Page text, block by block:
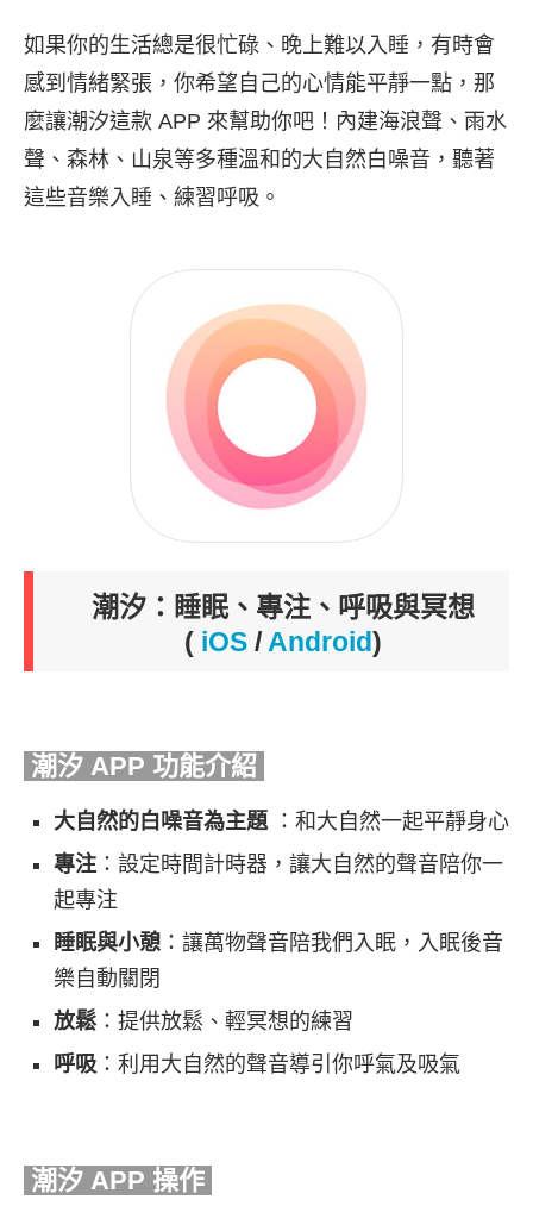
如果你的生活總是很忙碌、晚上難以入睡，有時會
感到情緒緊張，你希望自己的心情能平靜一點，那
麼讓潮汐這款 APP 來幫助你吧！內建海浪聲、雨水
聲、森林、山泉等多種溫和的大自然白噪音，聽著
這些音樂入睡、練習呼吸。
潮汐：睡眠、專注、呼吸與冥想
( iOS / Android)
潮汐 APP 功能介紹
大自然的白噪音為主題 ：和大自然一起平靜身心
專注 ：設定時間計時器，讓大自然的聲音陪你一
起專注
睡眠與小憩 ：讓萬物聲音陪我們入眠，入眠後音
樂自動關閉
放鬆：提供放鬆、輕冥想的練習
呼吸 ：利用大自然的聲音導引你呼氣及吸氣
潮汐 APP 操作